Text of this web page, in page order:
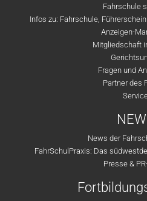
Fahrschule
Infos zu: Fahrschule,
Anzeigen-
Mitgliedschaft
Fragen und
Partner des
News der
FahrSchulPraxis: Das
Presse &